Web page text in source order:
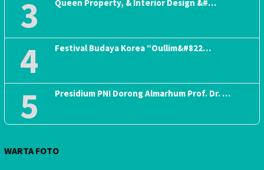
3 Queen Property, & Interior Design &#…
4 Festival Budaya Korea “Oullim&#822…
5 Presidium PNI Dorong Almarhum Prof. Dr. …
WARTA FOTO